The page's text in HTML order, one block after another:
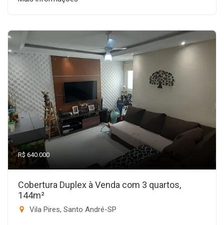
R$ 640.000
Cobertura Duplex à Venda com 3 quartos,
144m²
Vila Pires, Santo André-SP